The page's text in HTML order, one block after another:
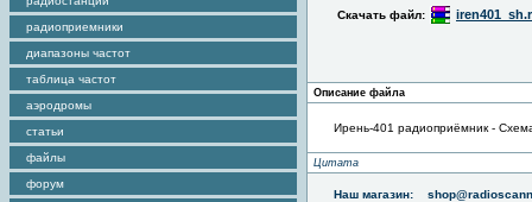
радиоприемники
диапазоны частот
таблица частот
аэродромы
статьи
файлы
форум
Скачать файл:
Описание файла
Ирень-401 радиоприёмник -
Цитата
Наш магазин: